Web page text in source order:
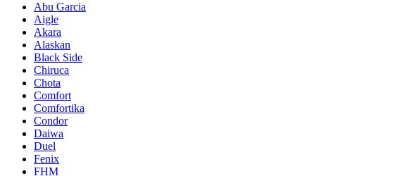
Abu Garcia
Aigle
Akara
Alaskan
Black Side
Chiruca
Chota
Comfort
Comfortika
Condor
Daiwa
Duel
Fenix
FHM